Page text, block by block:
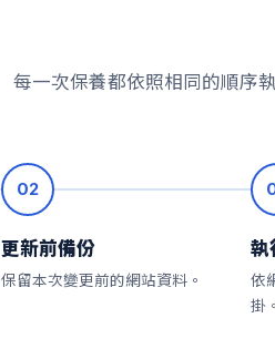
每一次保養都依照相同的順序
02
更新前備份
保留本次變更前的網站資料。
執
依
掛。